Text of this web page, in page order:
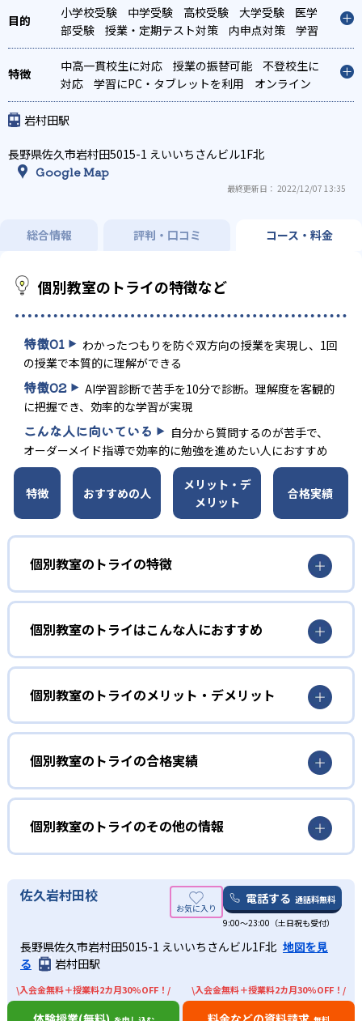
小学校受験 中学受験 高校受験 大学受験
医学
部受験
授業・定期テスト対策 内申点対策
学習
習慣の定着
総合型選抜(旧AO)対策
推薦入試対
策
学校別特化対策 国公立大対策 私大対策
共
通テスト対策
英検(英語検定)対策
漢検(漢字検
定)対策
数学特化対策
英語・英会話特化対策
その他科目別特化対策
中高一貫校生に対応 授業の振替可能
不登校生に
対応
学習にPC・タブレットを利用
オンライン
対応
1科目から受講可能
季節講習のみの受講
可
岩村田駅
長野県佐久市岩村田5015-1 えいいちさんビル1F北
Google Map
最終更新日： 2022/12/07 13:35
総合情報 評判・口コミ コース・料金
個別教室のトライの特徴など
特徴01
わかったつもりを防ぐ双方向の授業を実現し、1回
の授業で本質的に理解ができる
特徴02
AI学習診断で苦手を10分で診断。理解度を客観的
に把握でき、効率的な学習が実現
こんな人に向いている
自分から質問するのが苦手で、
オーダーメイド指導で効率的に勉強を進めたい人におすすめ
特徴 おすすめの人
メリット・デ
メリット
合格実績
個別教室のトライの特徴
01
選び抜かれた講師による1:1の双方向授業
個別教室のトライではまず独自に開発した性格診断を実施
よって子どもに最適なアプローチでの指導が可能となって
またオリジナルのダイアログ学習法は双方向の指導法で、
講師が指導した内容を生徒に説明してもらう。これによっ
て本人も気づかないような「わかったつもり」を防ぐこと
ができ、授業での理解度を大幅にアップできる。さらに毎
に定着させる学習法も行われている。
02
AI学習診断を基にした専用カリキュラムで効率
的に学習
能にした、トライ式AI学習診断が受けられる。AIによる客
観的な弱点分析の結果を基に、プロの教育プランナーが子
ども専用の学習カリキュラムを作成。教育プランナーは地
元の受験情報や学校事情にも精通しているので、その子に
個別教室のトライはこんな人におすすめ
自分から質問するのが苦手な人向け
個別教室のトライの授業は講師が一方的に解説をして生徒
が聞く授業ではなく、講師が説明した内容を生徒に説明し
てもらい、正しく理解しているかどうかを確認する形で進
たとえマンツーマン指導だとしても、うまく質問を言葉に
できずに「わかった」と言ってしまったり、質問したくても
講師間の理解の認識の差を埋められる指導をしているのが
魅力。1回の授業で本質的に理解できるので、わかったつも
めることができる。
プロが立てた効率的カリキュラムで勉強したい人向
目標達成のために勉強する際には、目標に向かって勉強計
画を立てることが重要。しかし勉強計画の立て方を知らな
い子どもも多く、無理なスケジュールになったり途中で挫
折してしまったりしがちになる。
個別教室のトライのメリット・デメリット
どんなメリットがある？
個別教室のトライのメリットは、高品質なマンツーマン授
業が受けられる点。教育業界大手だからこそ蓄積されたノ
ウハウがあり、実績に基づいた高品質な授業を受けられ
る。学生講師、社員講師にかかわらず厳選した人材を採用
しており、その中から子どもと相性のいい講師を紹介して
教育プランナーも、子どものメンタルケアや定期面談を実
施している。受験情報の提供などもしてくれ、目標達成に
向けてきめ細かいサポートを受けられる。
どんなデメリットがある？
デメリットについては特に見当たらない。
個別教室のトライの合格実績
個別教室のトライの合格実績は？
個別教室のトライは、サイトでは各教室の合格実績は公開
していない。志望校への実績があるかどうかは、通う予定
の教室に問い合わせたい。
中学校の合格実績
麻布中学校 -
灘中学校
- 女子学院中学校 -
個別教室のトライのその他の情報
い。
佐久岩村田校 電話する 通話料無料
9:00～23:00（土日祝も受付）
長野県佐久市岩村田5015-1 えいいちさんビル1F北 地図を見
る
岩村田駅
\入会金無料＋授業料2カ月30%OFF！/ \入会金無料＋授業料2カ月30%OFF！/